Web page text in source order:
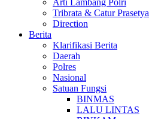
Arti Lambang Polri
Tribrata & Catur Prasetya
Direction
Berita
Klarifikasi Berita
Daerah
Polres
Nasional
Satuan Fungsi
BINMAS
LALU LINTAS